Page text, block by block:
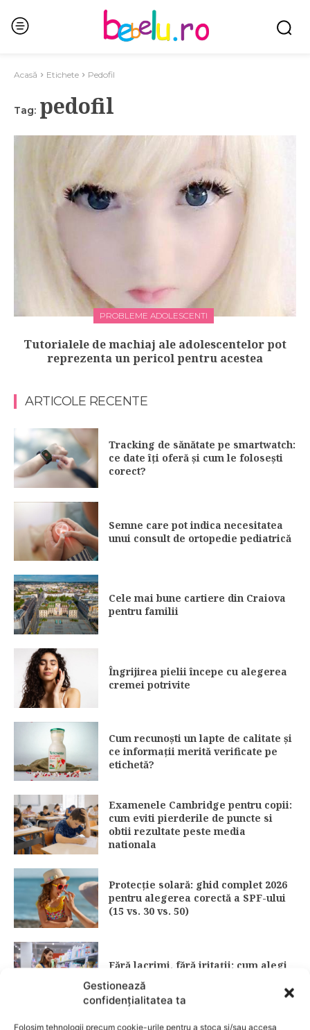
Gestionează
confidențialitatea ta
Folosim tehnologii precum cookie-urile pentru a stoca și/sau accesa
Acasă Etichete Pedofil
Tag: pedofil
PROBLEME ADOLESCENTI
Tutorialele de machiaj ale adolescentelor pot
reprezenta un pericol pentru acestea
ARTICOLE RECENTE
Tracking de sănătate pe smartwatch:
ce date îți oferă și cum le folosești
corect?
Semne care pot indica necesitatea
unui consult de ortopedie pediatrică
Cele mai bune cartiere din Craiova
pentru familii
Îngrijirea pielii începe cu alegerea
cremei potrivite
Cum recunoști un lapte de calitate și
ce informații merită verificate pe
etichetă?
Examenele Cambridge pentru copii:
cum eviti pierderile de puncte si
obtii rezultate peste media
nationala
Protecție solară: ghid complet 2026
pentru alegerea corectă a SPF-ului
(15 vs. 30 vs. 50)
Fără lacrimi, fără iritații: cum alegi
CATEGORII POPULARE